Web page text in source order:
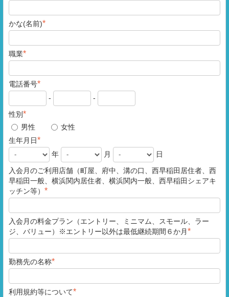
かな(名前)*
職業*
電話番号*
- -
性別*
男性
女性
生年月日*
年 月 日
入会月のご利用店舗（町屋、府中、溝の口、西早稲田居住者、西
早稲田一般、横浜関内居住者、横浜関内一般、西早稲田シェアキ
ッチン等） *
入会月の料金プラン（エントリー、ミニマム、スモール、ラー
ジ、バリュー）※エントリー以外は最低継続期間６か月*
勤務先の名称*
利用規約等について*